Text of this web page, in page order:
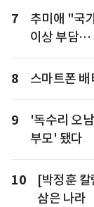
7
추미애 "국
이상 부담…
8 스마트폰
9
'독수리 오
부모' 됐다
10
[박정훈
삼은 나라